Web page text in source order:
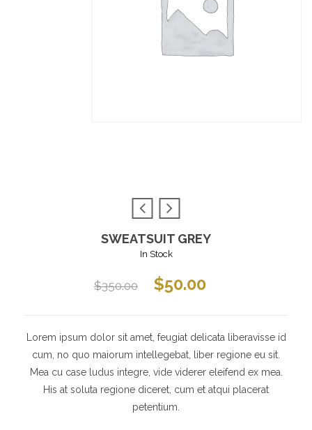
SWEATSUIT GREY
In Stock
$350.00 $50.00
Lorem ipsum dolor sit amet, feugiat delicata liberavisse id
cum, no quo maiorum intellegebat, liber regione eu sit.
Mea cu case ludus integre, vide viderer eleifend ex mea.
His at soluta regione diceret, cum et atqui placerat
petentium.